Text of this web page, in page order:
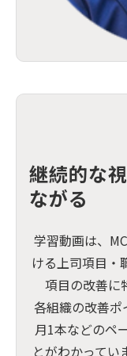
継続的な
ながる
学習動画は、
ける上司項目・
項目の改善に
各組織の改善
月1本などのペ
とがわかってい